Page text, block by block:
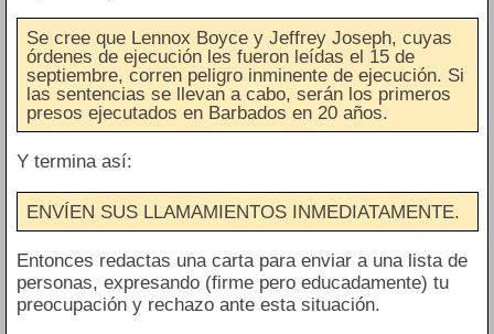
Se cree que Lennox Boyce y Jeffrey Joseph, cuyas
órdenes de ejecución les fueron leídas el 15 de
septiembre, corren peligro inminente de ejecución. Si
las sentencias se llevan a cabo, serán los primeros
presos ejecutados en Barbados en 20 años.
Y termina así:
ENVÍEN SUS LLAMAMIENTOS INMEDIATAMENTE.
Entonces redactas una carta para enviar a una lista de
personas, expresando (firme pero educadamente) tu
preocupación y rechazo ante esta situación.